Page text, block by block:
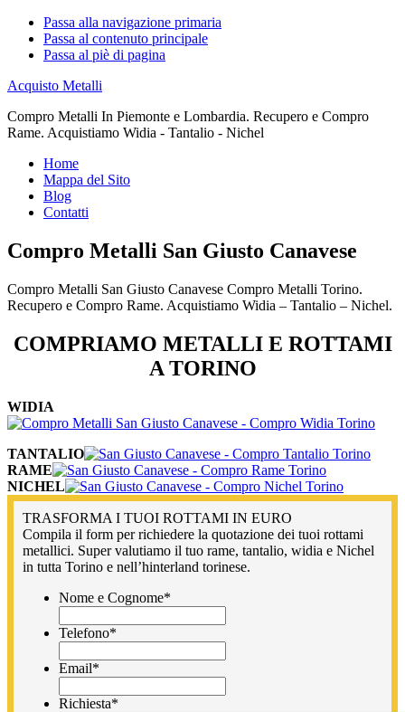
Passa alla navigazione primaria
Passa al contenuto principale
Passa al piè di pagina
Acquisto Metalli
Compro Metalli In Piemonte e Lombardia. Recupero e Compro
Rame. Acquistiamo Widia - Tantalio - Nichel
Home
Mappa del Sito
Blog
Contatti
Compro Metalli San Giusto Canavese
Compro Metalli San Giusto Canavese Compro Metalli Torino.
Recupero e Compro Rame. Acquistiamo Widia – Tantalio – Nichel.
COMPRIAMO METALLI E ROTTAMI
A TORINO
WIDIA
TANTALIO
RAME
NICHEL
TRASFORMA I TUOI ROTTAMI IN EURO
Compila il form per richiedere la quotazione dei tuoi rottami
metallici. Super valutiamo il tuo rame, tantalio, widia e Nichel
in tutta Torino e nell’hinterland torinese.
Nome e Cognome*
Telefono*
Email*
Richiesta*